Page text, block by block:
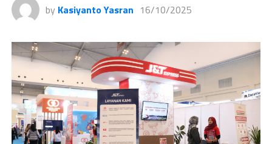
by Kasiyanto Yasran 16/10/2025